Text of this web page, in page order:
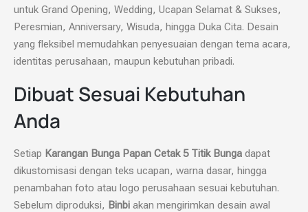
untuk Grand Opening, Wedding, Ucapan Selamat & Sukses,
Peresmian, Anniversary, Wisuda, hingga Duka Cita. Desain
yang fleksibel memudahkan penyesuaian dengan tema acara,
identitas perusahaan, maupun kebutuhan pribadi.
Dibuat Sesuai Kebutuhan
Anda
Setiap Karangan Bunga Papan Cetak 5 Titik Bunga dapat
dikustomisasi dengan teks ucapan, warna dasar, hingga
penambahan foto atau logo perusahaan sesuai kebutuhan.
Sebelum diproduksi, Binbi akan mengirimkan desain awal